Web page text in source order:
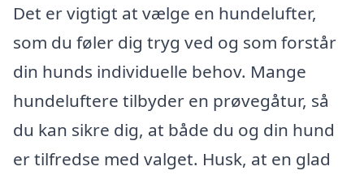
Det er vigtigt at vælge en hundelufter,
som du føler dig tryg ved og som forstår
din hunds individuelle behov. Mange
hundeluftere tilbyder en prøvegåtur, så
du kan sikre dig, at både du og din hund
er tilfredse med valget. Husk, at en glad